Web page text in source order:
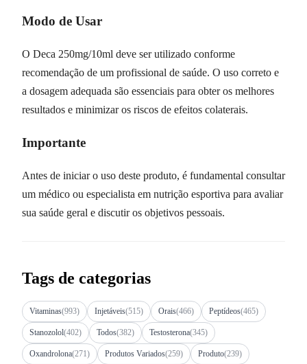
Modo de Usar
O Deca 250mg/10ml deve ser utilizado conforme
recomendação de um profissional de saúde. O uso correto e
a dosagem adequada são essenciais para obter os melhores
resultados e minimizar os riscos de efeitos colaterais.
Importante
Antes de iniciar o uso deste produto, é fundamental consultar
um médico ou especialista em nutrição esportiva para avaliar
sua saúde geral e discutir os objetivos pessoais.
Tags de categorias
Vitaminas(993) Injetáveis(515) Orais(466) Peptídeos(465)
Stanozolol(402) Todos(382) Testosterona(345)
Oxandrolona(271) Produtos Variados(259) Produto(239)